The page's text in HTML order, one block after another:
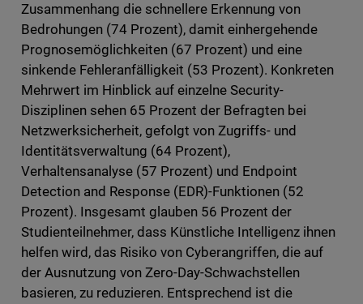
Zusammenhang die schnellere Erkennung von
Bedrohungen (74 Prozent), damit einhergehende
Prognosemöglichkeiten (67 Prozent) und eine
sinkende Fehleranfälligkeit (53 Prozent). Konkreten
Mehrwert im Hinblick auf einzelne Security-
Disziplinen sehen 65 Prozent der Befragten bei
Netzwerksicherheit, gefolgt von Zugriffs- und
Identitätsverwaltung (64 Prozent),
Verhaltensanalyse (57 Prozent) und Endpoint
Detection and Response (EDR)-Funktionen (52
Prozent). Insgesamt glauben 56 Prozent der
Studienteilnehmer, dass Künstliche Intelligenz ihnen
helfen wird, das Risiko von Cyberangriffen, die auf
der Ausnutzung von Zero-Day-Schwachstellen
basieren, zu reduzieren. Entsprechend ist die